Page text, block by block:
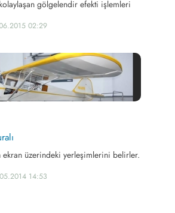
gölgelendir efekti işlemleri
02:29
üzerindeki yerleşimlerini belirler.
14:53